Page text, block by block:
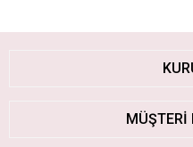
MÜŞTERİ